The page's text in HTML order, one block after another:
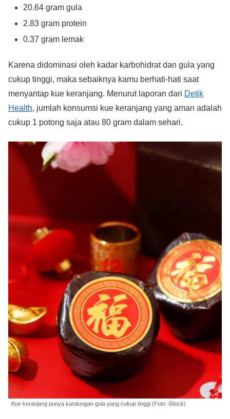
20.64 gram gula
2.83 gram protein
0.37 gram lemak
Karena didominasi oleh kadar karbohidrat dan gula yang
cukup tinggi, maka sebaiknya kamu berhati-hati saat
menyantap kue keranjang. Menurut laporan dari Detik
Health, jumlah konsumsi kue keranjang yang aman adalah
cukup 1 potong saja atau 80 gram dalam sehari.
Kue keranjang punya kandungan gula yang cukup tinggi (Foto: iStock)